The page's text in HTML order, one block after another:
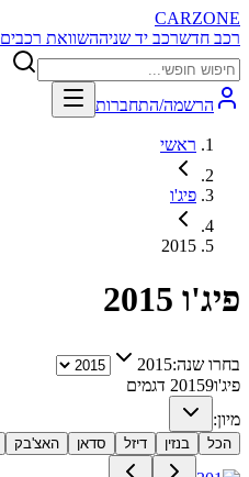
CARZONE
רכב חדשרכב יד שניההשוואת רכבים
הרשמה/התחברות
ראשי
פיג'ו
2015
פיג'ו 2015
בחרו שנה:2015
פיג'ו 20159
דגמים
מיון:
הכל בנזין דיזל סדאן האצ'בק